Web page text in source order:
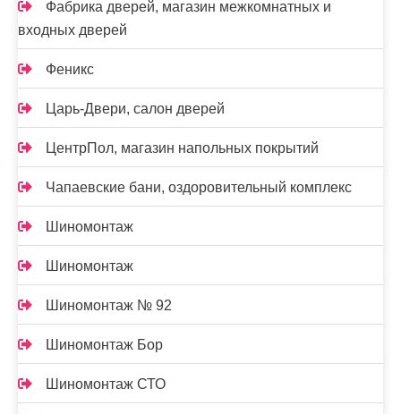
Фабрика дверей, магазин межкомнатных и
входных дверей
Феникс
Царь-Двери, салон дверей
ЦентрПол, магазин напольных покрытий
Чапаевские бани, оздоровительный комплекс
Шиномонтаж
Шиномонтаж
Шиномонтаж № 92
Шиномонтаж Бор
Шиномонтаж СТО